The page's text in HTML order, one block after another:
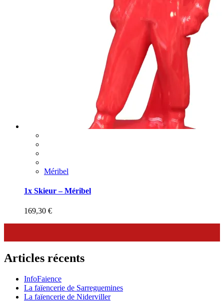
Méribel
1x Skieur – Méribel
169,30 €
Articles récents
InfoFaience
La faïencerie de Sarreguemines
La faïencerie de Niderviller